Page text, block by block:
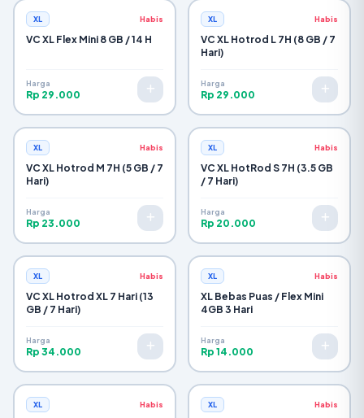
XL Habis
VC XL Flex Mini 8 GB / 14 H
Harga
Rp 29.000
XL Habis
VC XL Hotrod L 7H (8 GB / 7
Hari)
Harga
Rp 29.000
XL Habis
VC XL Hotrod M 7H (5 GB / 7
Hari)
Harga
Rp 23.000
XL Habis
VC XL HotRod S 7H (3.5 GB
/ 7 Hari)
Harga
Rp 20.000
XL Habis
VC XL Hotrod XL 7 Hari (13
GB / 7 Hari)
Harga
Rp 34.000
XL Habis
XL Bebas Puas / Flex Mini
4GB 3 Hari
Harga
Rp 14.000
XL Habis XL Habis